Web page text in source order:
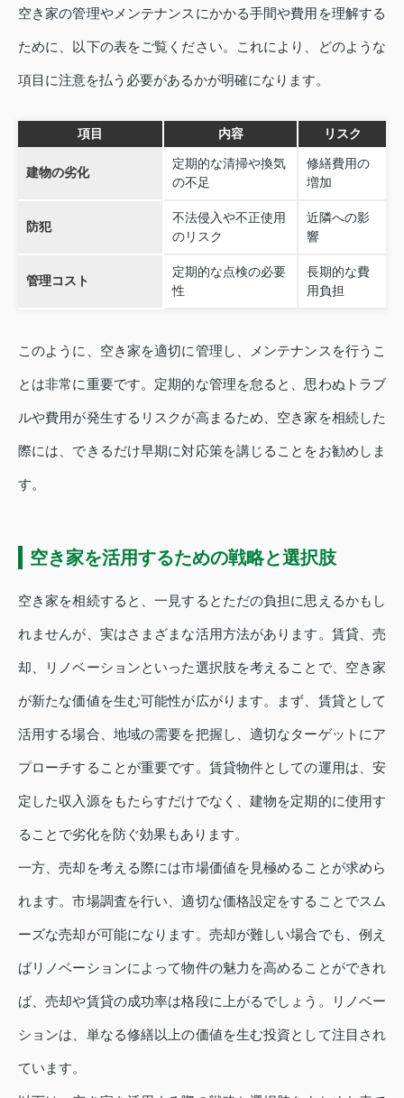
空き家の管理やメンテナンスにかかる手間や費用を理解する
ために、以下の表をご覧ください。これにより、どのような
項目に注意を払う必要があるかが明確になります。
項目 内容 リスク
建物の劣化
定期的な清掃や換気
の不足
修繕費用の
増加
防犯
不法侵入や不正使用
のリスク
近隣への影
響
管理コスト
定期的な点検の必要
性
長期的な費
用負担
このように、空き家を適切に管理し、メンテナンスを行うこ
とは非常に重要です。定期的な管理を怠ると、思わぬトラブ
ルや費用が発生するリスクが高まるため、空き家を相続した
際には、できるだけ早期に対応策を講じることをお勧めしま
す。
空き家を活用するための戦略と選択肢
空き家を相続すると、一見するとただの負担に思えるかもし
れませんが、実はさまざまな活用方法があります。賃貸、売
却、リノベーションといった選択肢を考えることで、空き家
が新たな価値を生む可能性が広がります。まず、賃貸として
活用する場合、地域の需要を把握し、適切なターゲットにア
プローチすることが重要です。賃貸物件としての運用は、安
定した収入源をもたらすだけでなく、建物を定期的に使用す
ることで劣化を防ぐ効果もあります。
一方、売却を考える際には市場価値を見極めることが求めら
れます。市場調査を行い、適切な価格設定をすることでスム
ーズな売却が可能になります。売却が難しい場合でも、例え
ばリノベーションによって物件の魅力を高めることができれ
ば、売却や賃貸の成功率は格段に上がるでしょう。リノベー
ションは、単なる修繕以上の価値を生む投資として注目され
ています。